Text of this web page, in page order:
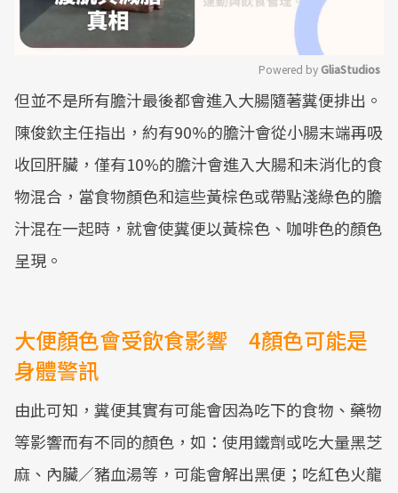
Mute
Powered by GliaStudios
但並不是所有膽汁最後都會進入大腸隨著糞便排出。
陳俊欽主任指出，約有90%的膽汁會從小腸末端再吸
收回肝臟，僅有10%的膽汁會進入大腸和未消化的食
物混合，當食物顏色和這些黃棕色或帶點淺綠色的膽
汁混在一起時，就會使糞便以黃棕色、咖啡色的顏色
呈現。
大便顏色會受飲食影響 4顏色可能是
身體警訊
由此可知，糞便其實有可能會因為吃下的食物、藥物
等影響而有不同的顏色，如：使用鐵劑或吃大量黑芝
麻、內臟／豬血湯等，可能會解出黑便；吃紅色火龍